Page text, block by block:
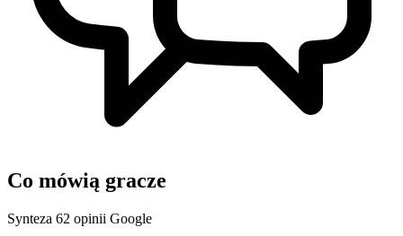
Co mówią gracze
Synteza 62 opinii Google